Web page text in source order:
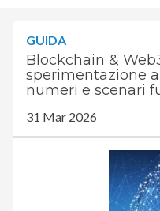
GUIDA
Blockchain &
sperimentazione
numeri e scenari
31 Mar 2026